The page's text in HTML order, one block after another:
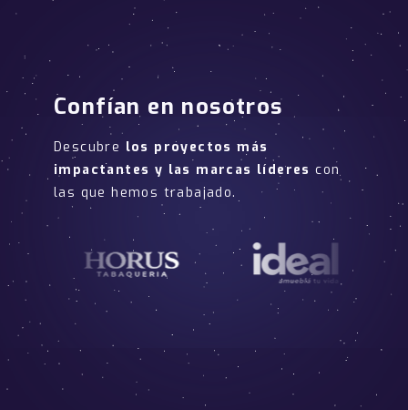
Confían en nosotros
Descubre los proyectos más
impactantes y las marcas líderes con
las que hemos trabajado.